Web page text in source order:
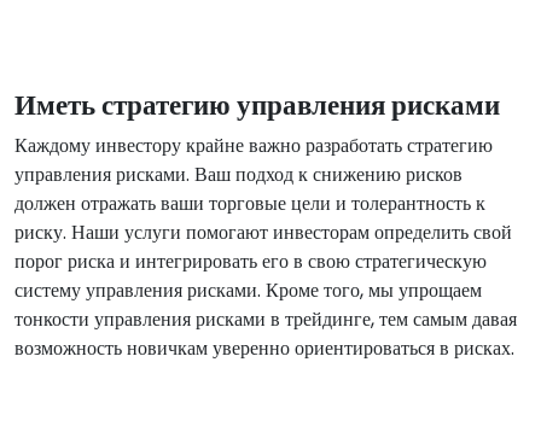
Иметь стратегию управления рисками
Каждому инвестору крайне важно разработать стратегию
управления рисками. Ваш подход к снижению рисков
должен отражать ваши торговые цели и толерантность к
риску. Наши услуги помогают инвесторам определить свой
порог риска и интегрировать его в свою стратегическую
систему управления рисками. Кроме того, мы упрощаем
тонкости управления рисками в трейдинге, тем самым давая
возможность новичкам уверенно ориентироваться в рисках.